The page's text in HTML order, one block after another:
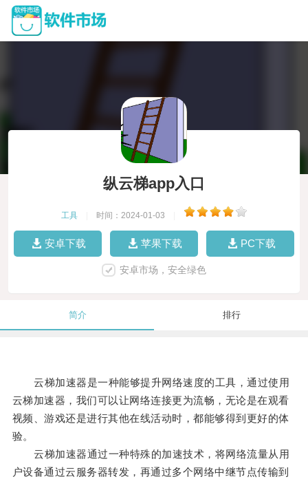
纵云梯app入口
工具 时间：2024-01-03
安卓下载 苹果下载 PC下载
安卓市场，安全绿色
简介 排行
云梯加速器是一种能够提升网络速度的工具，通过使用
云梯加速器，我们可以让网络连接更为流畅，无论是在观看
视频、游戏还是进行其他在线活动时，都能够得到更好的体
验。
云梯加速器通过一种特殊的加速技术，将网络流量从用
户设备通过云服务器转发，再通过多个网络中继节点传输到